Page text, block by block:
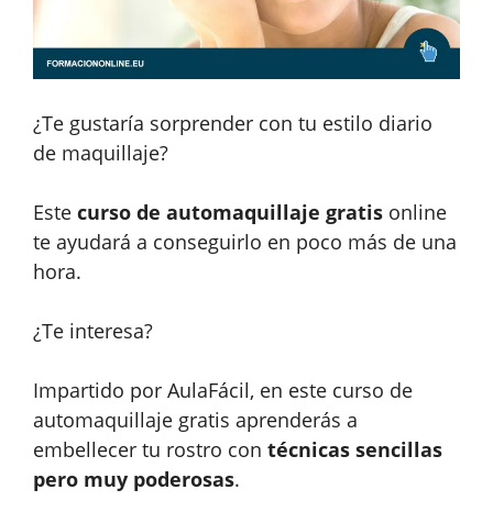
¿Te gustaría sorprender con tu estilo diario
de maquillaje?
Este curso de automaquillaje gratis online
te ayudará a conseguirlo en poco más de una
hora.
¿Te interesa?
Impartido por AulaFácil, en este curso de
automaquillaje gratis aprenderás a
embellecer tu rostro con técnicas sencillas
pero muy poderosas.